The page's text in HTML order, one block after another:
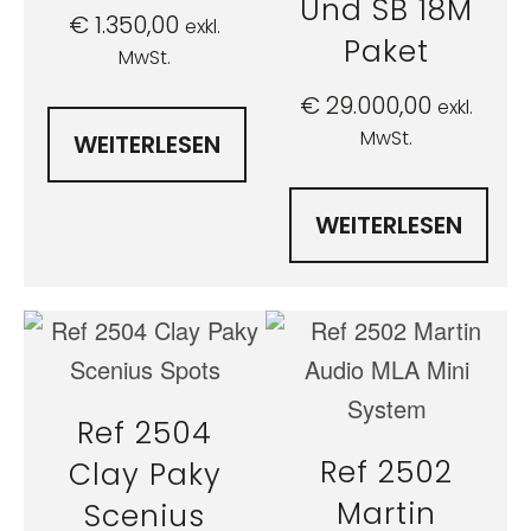
€1.350,00 exkl.
MwSt.
WEITERLESEN
Und SB 18M
Paket
€29.000,00 exkl.
MwSt.
WEITERLESEN
Ref 2504
Clay Paky
Scenius
Ref 2502
Martin